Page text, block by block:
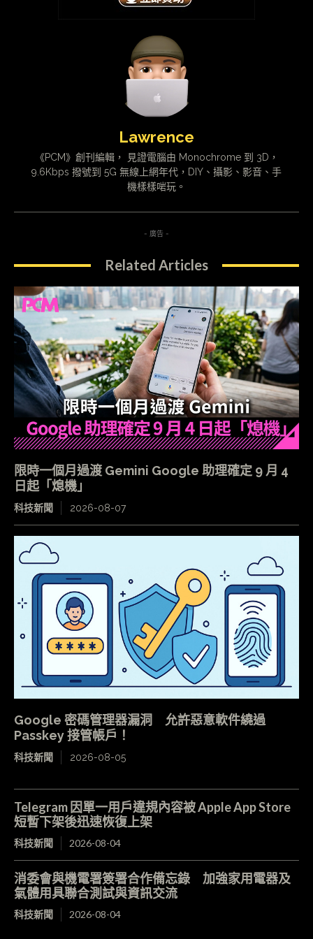
Lawrence
《PCM》創刊編輯， 見證電腦由 Monochrome 到 3D，
9.6Kbps 撥號到 5G 無線上網年代，DIY、攝影、影音、手
機樣樣啱玩。
- 廣告 -
Related Articles
限時一個月過渡 Gemini Google 助理確定 9 月 4
日起「熄機」
科技新聞 2026-08-07
Google 密碼管理器漏洞 允許惡意軟件繞過
Passkey 接管帳戶！
科技新聞 2026-08-05
Telegram 因單一用戶違規內容被 Apple App Store
短暫下架後迅速恢復上架
科技新聞 2026-08-04
消委會與機電署簽署合作備忘錄 加強家用電器及
氣體用具聯合測試與資訊交流
科技新聞 2026-08-04